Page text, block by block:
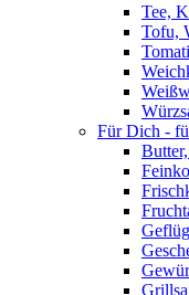
Tee,
Tofu,
Für Dich -